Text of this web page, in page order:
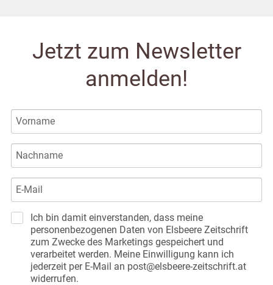
Jetzt zum Newsletter
anmelden!
Ich bin damit einverstanden, dass meine
personenbezogenen Daten von Elsbeere Zeitschrift
zum Zwecke des Marketings gespeichert und
verarbeitet werden. Meine Einwilligung kann ich
jederzeit per E-Mail an post@elsbeere-zeitschrift.at
widerrufen.